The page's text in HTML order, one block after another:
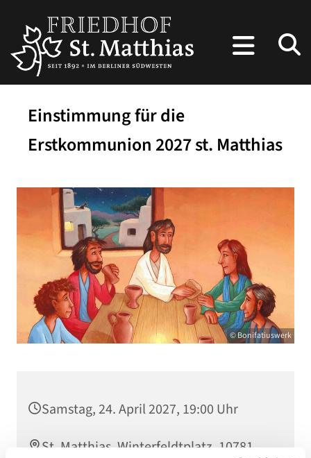
Einstimmung für die
Erstkommunion 2027 st. Matthias
© Bonifatiuswerk
Samstag, 24. April 2027, 19:00 Uhr
St. Matthias, Winterfeldtplatz, 10781